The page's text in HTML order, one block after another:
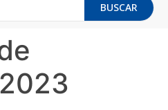
BUSCAR